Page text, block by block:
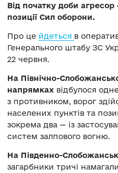
Від початку доби агресор
позиції Сил оборони.
Про це йдеться в
Генерального штабу ЗС
22 червня.
На Північно-
напрямках відбулося
з противником, ворог
населених пунктів та
зокрема два — із
систем залпового вогню.
На Південно-
загарбники тричі